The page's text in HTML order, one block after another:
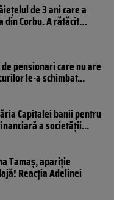
de 3 ani care a
din Corbu. A rătăcit…
pensionari care nu are
le-a schimbat...
Capitalei banii pentru
a societății...
Tamaş, apariție
Reacția Adelinei